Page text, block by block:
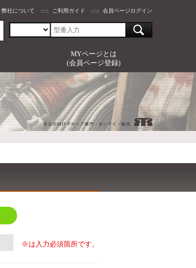
弊社について ご利用ガイド 会員ページログイン
MYページとは
(会員ページ登録)
※は入力必須箇所です。